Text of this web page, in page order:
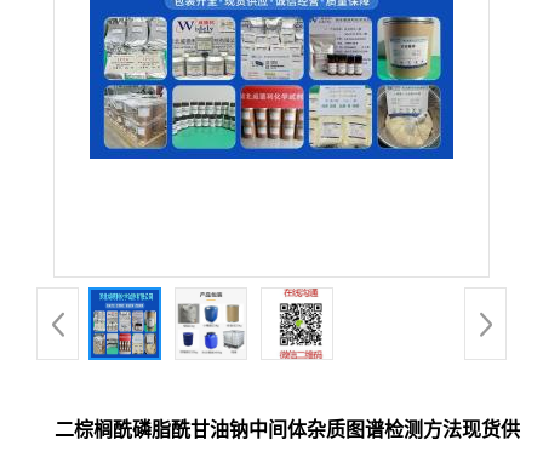
二棕榈酰磷脂酰甘油钠中间体杂质图谱检测方法现货供